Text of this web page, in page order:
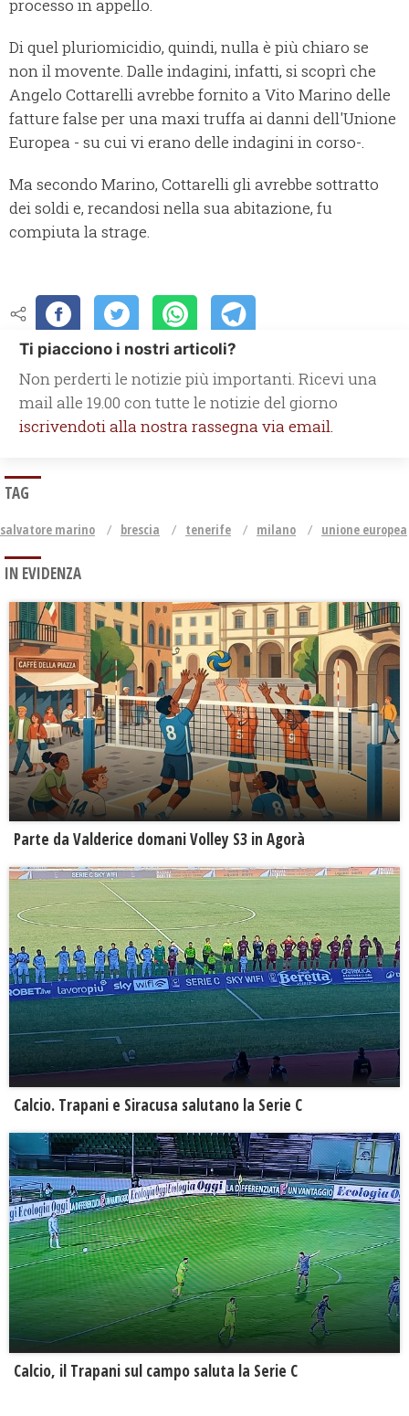
processo in appello.
Di quel pluriomicidio, quindi, nulla è più chiaro se
non il movente. Dalle indagini, infatti, si scoprì che
Angelo Cottarelli avrebbe fornito a Vito Marino delle
fatture false per una maxi truffa ai danni dell'Unione
Europea - su cui vi erano delle indagini in corso-.
Ma secondo Marino, Cottarelli gli avrebbe sottratto
dei soldi e, recandosi nella sua abitazione, fu
compiuta la strage.
Ti piacciono i nostri articoli?
Non perderti le notizie più importanti. Ricevi una
mail alle 19.00 con tutte le notizie del giorno
iscrivendoti alla nostra rassegna via email.
TAG
salvatore marino brescia tenerife milano unione europea
IN EVIDENZA
Parte da Valderice domani Volley S3 in Agorà
Calcio. Trapani e Siracusa salutano la Serie C
Calcio, il Trapani sul campo saluta la Serie C